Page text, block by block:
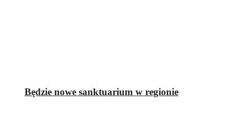
Będzie nowe sanktuarium w regionie